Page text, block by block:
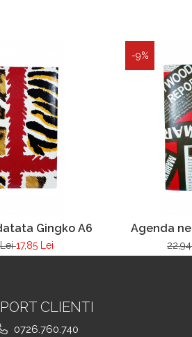
Gingko A6
Lei17,85 Lei
-9%
Agenda
CLIENTI
0726.760.740